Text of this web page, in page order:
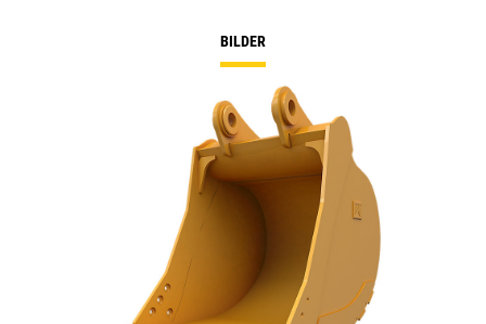
BILDER